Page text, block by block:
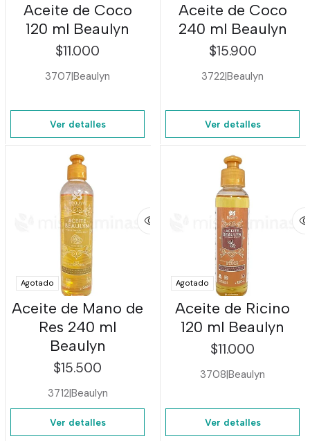
Aceite de Coco
120 ml Beaulyn
$11.000
3707|Beaulyn
Ver detalles
Aceite de Coco
240 ml Beaulyn
$15.900
3722|Beaulyn
Ver detalles
Agotado
Aceite de Mano de
Res 240 ml
Beaulyn
$15.500
3712|Beaulyn
Ver detalles
Agotado
Aceite de Ricino
120 ml Beaulyn
$11.000
3708|Beaulyn
Ver detalles